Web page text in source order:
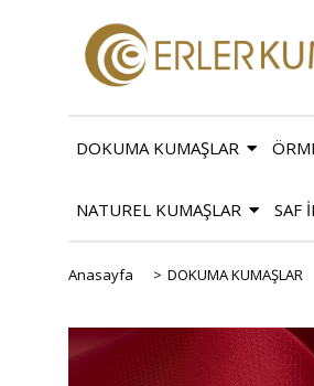
DOKUMA KUMAŞLAR
NATUREL KUMAŞLAR SAF
Anasayfa > DOKUMA KUMAŞLAR